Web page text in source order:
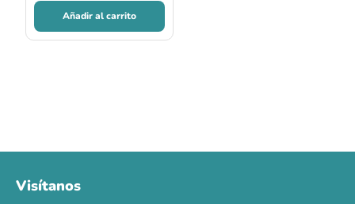
Añadir al carrito
Visítanos